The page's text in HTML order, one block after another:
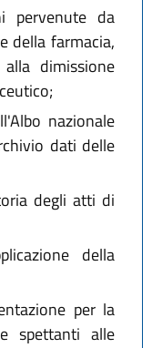
pervenute da
della farmacia,
dimissione
nazionale
dati delle
degli atti di
della
per la
spettanti alle